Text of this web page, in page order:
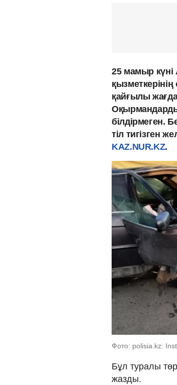
25 мамыр күні
қайғылы
білдірмеген.
тіл тигізген
KAZ.NUR.KZ.
Фото: polisia.kz:
Бұл туралы
жазды.